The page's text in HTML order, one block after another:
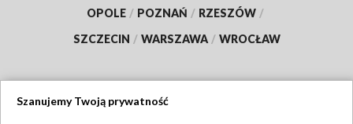
OPOLE / POZNAŃ / RZESZÓW /
SZCZECIN / WARSZAWA / WROCŁAW
Szanujemy Twoją prywatność